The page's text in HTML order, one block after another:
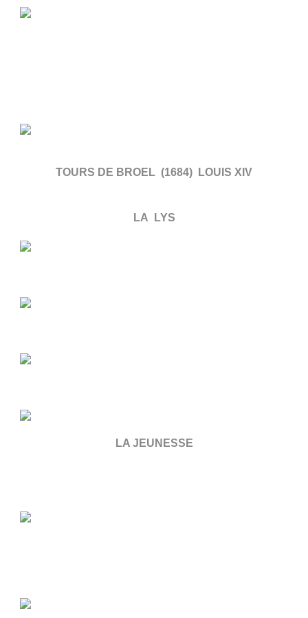
TOURS DE BROEL (1684) LOUIS XIV
LA LYS
LA JEUNESSE